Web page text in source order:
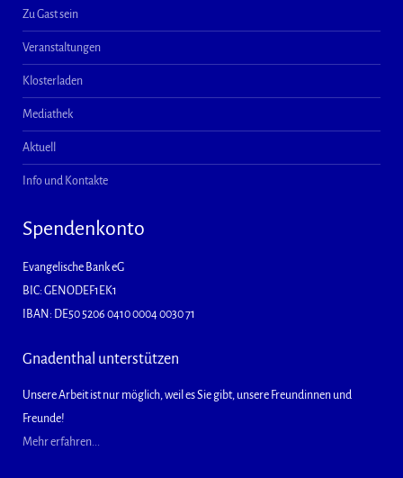
Zu Gast sein
Veranstaltungen
Klosterladen
Mediathek
Aktuell
Info und Kontakte
Spendenkonto
Evangelische Bank eG
BIC: GENODEF1EK1
IBAN: DE50 5206 0410 0004 0030 71
Gnadenthal unterstützen
Unsere Arbeit ist nur möglich, weil es Sie gibt, unsere Freundinnen und
Freunde!
Mehr erfahren...